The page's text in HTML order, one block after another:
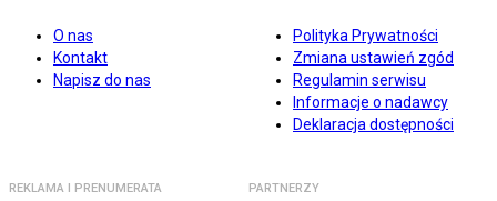
O nas
Kontakt
Napisz do nas
Polityka Prywatności
Zmiana ustawień zgód
Regulamin serwisu
Informacje o nadawcy
Deklaracja dostępności
REKLAMA I PRENUMERATA PARTNERZY